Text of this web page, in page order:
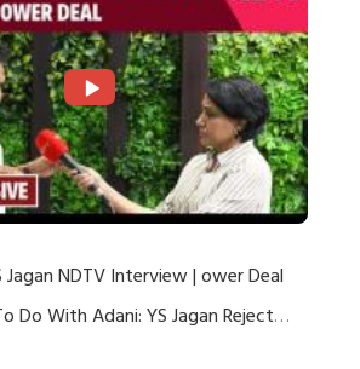
Jagan NDTV Interview | ower Deal
Do With Adani: YS Jagan Rejects